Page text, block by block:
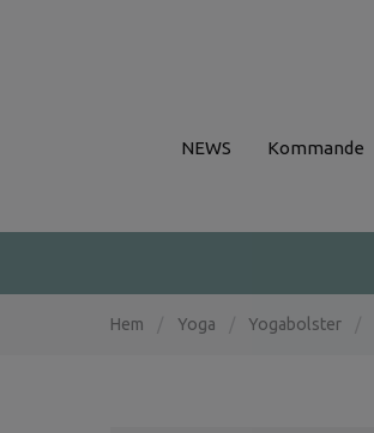
NEWS Kommande
Hem Yoga Yogabolster